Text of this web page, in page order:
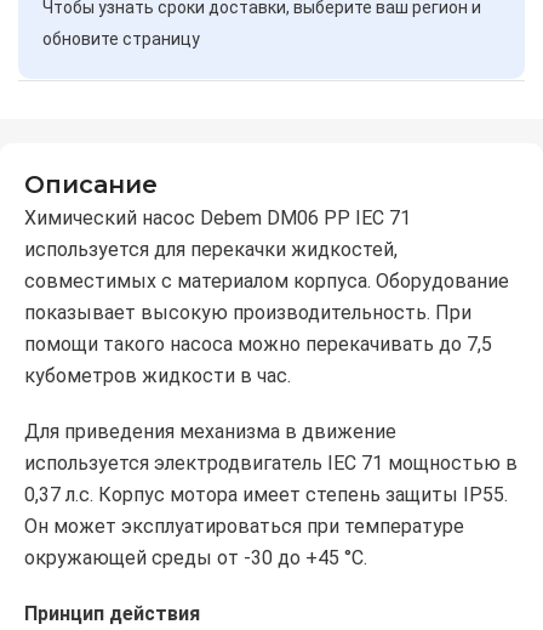
Чтобы узнать сроки доставки, выберите ваш регион и
обновите страницу
Описание
Химический насос Debem DM06 PP IEC 71
используется для перекачки жидкостей,
совместимых с материалом корпуса. Оборудование
показывает высокую производительность. При
помощи такого насоса можно перекачивать до 7,5
кубометров жидкости в час.
Для приведения механизма в движение
используется электродвигатель IEC 71 мощностью в
0,37 л.с. Корпус мотора имеет степень защиты IP55.
Он может эксплуатироваться при температуре
окружающей среды от -30 до +45 °C.
Принцип действия